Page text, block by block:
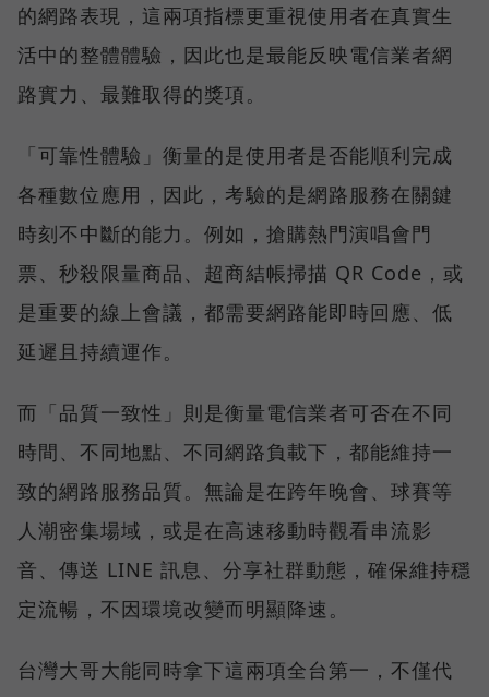
的網路表現，這兩項指標更重視使用者在真實生
活中的整體體驗，因此也是最能反映電信業者網
路實力、最難取得的獎項。
「可靠性體驗」衡量的是使用者是否能順利完成
各種數位應用，因此，考驗的是網路服務在關鍵
時刻不中斷的能力。例如，搶購熱門演唱會門
票、秒殺限量商品、超商結帳掃描 QR Code，或
是重要的線上會議，都需要網路能即時回應、低
延遲且持續運作。
而「品質一致性」則是衡量電信業者可否在不同
時間、不同地點、不同網路負載下，都能維持一
致的網路服務品質。無論是在跨年晚會、球賽等
人潮密集場域，或是在高速移動時觀看串流影
音、傳送 LINE 訊息、分享社群動態，確保維持穩
定流暢，不因環境改變而明顯降速。
台灣大哥大能同時拿下這兩項全台第一，不僅代